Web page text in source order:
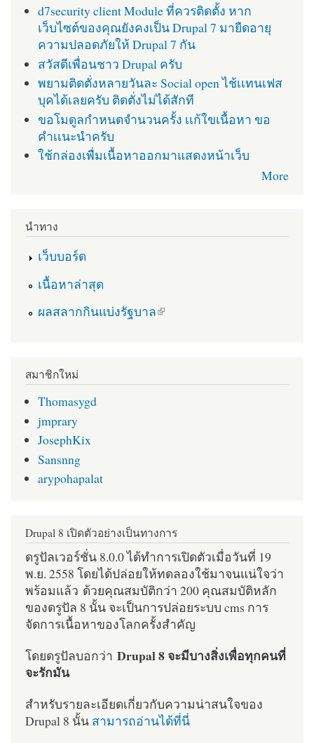
d7security client Module ที่ควรติดตั้ง หาก
เว็บไซต์ของคุณยังคงเป็น Drupal 7 มายืดอายุ
ความปลอดภัยให้ Drupal 7 กัน
สวัสดีเพื่อนชาว Drupal ครับ
พยามติดตั่งหลายวันละ Social open ไช้เเทนเฟส
บุคได้เลยครับ ติดตั่งไม่ได้สักที
ขอโมดูลกำหนดจำนวนครั้ง เเก้ใขเนื้อหา ขอ
คำเเนะนำครับ
ใช้กล่องเพื่มเนื้อหาออกมาแสดงหน้าเว็บ
More
นำทาง
เว็บบอร์ด
เนื้อหาล่าสุด
ผลสลากกินแบ่งรัฐบาล
(link is external)
สมาชิกใหม่
Thomasygd
jmprary
JosephKix
Sansnng
arypohapalat
Drupal 8 เปิดตัวอย่างเป็นทางการ
ดรูปัลเวอร์ชั่น 8.0.0 ได้ทำการเปิดตัวเมื่อวันที่ 19
พ.ย. 2558 โดยได้ปล่อยให้ทดลองใช้มาจนแน่ใจว่า
พร้อมแล้ว ด้วยคุณสมบัติกว่า 200 คุณสมบัติหลัก
ของดรูปัล 8 นั้น จะเป็นการปล่อยระบบ cms การ
จัดการเนื้อหาของโลกครั้งสำคัญ
โดยดรูปัลบอกว่า Drupal 8 จะมีบางสิ่งเพื่อทุกคนที่
จะรักมัน
สำหรับรายละเอียดเกี่ยวกับความน่าสนใจของ
Drupal 8 นั้น สามารถอ่านได้ที่นี่